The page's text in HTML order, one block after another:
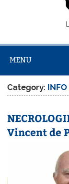
MENU
Category: INFO
Vincent de